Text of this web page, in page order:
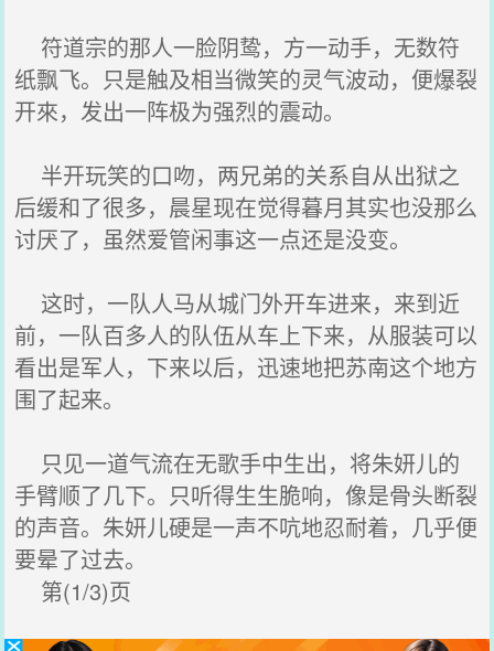
符道宗的那人一脸阴鸷，方一动手，无数符
纸飘飞。只是触及相当微笑的灵气波动，便爆裂
开來，发出一阵极为强烈的震动。
半开玩笑的口吻，两兄弟的关系自从出狱之
后缓和了很多，晨星现在觉得暮月其实也没那么
讨厌了，虽然爱管闲事这一点还是没变。
这时，一队人马从城门外开车进来，来到近
前，一队百多人的队伍从车上下来，从服装可以
看出是军人，下来以后，迅速地把苏南这个地方
围了起来。
只见一道气流在无歌手中生出，将朱妍儿的
手臂顺了几下。只听得生生脆响，像是骨头断裂
的声音。朱妍儿硬是一声不吭地忍耐着，几乎便
要晕了过去。
第(1/3)页